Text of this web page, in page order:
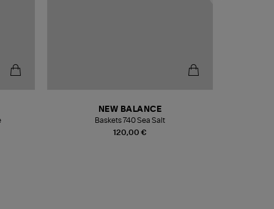
120,00 €
NEW BALANCE
Baskets 740 Sea Salt